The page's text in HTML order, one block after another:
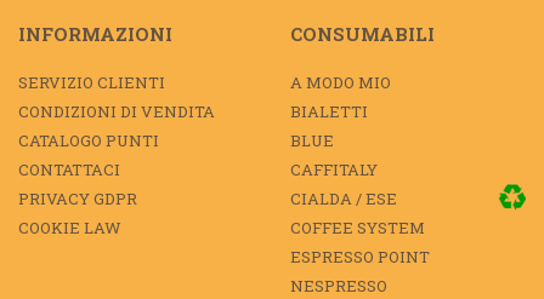
INFORMAZIONI
SERVIZIO CLIENTI
CONDIZIONI DI VENDITA
CATALOGO PUNTI
CONTATTACI
PRIVACY GDPR
COOKIE LAW
CONSUMABILI
A MODO MIO
BIALETTI
BLUE
CAFFITALY
CIALDA / ESE
COFFEE SYSTEM
ESPRESSO POINT
NESPRESSO